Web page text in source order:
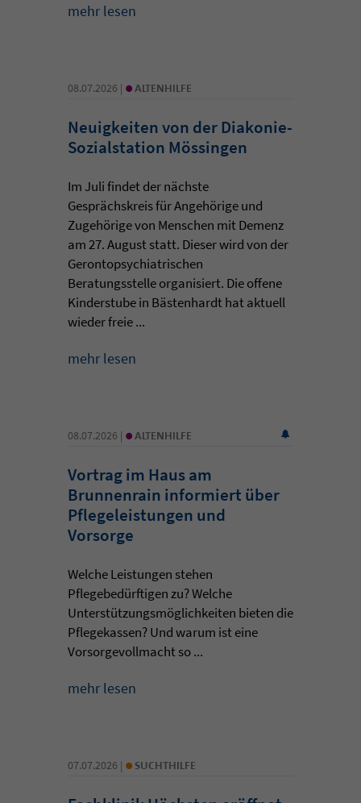
mehr lesen
08.07.2026 | • ALTENHILFE
Neuigkeiten von der Diakonie-
Sozialstation Mössingen
Im Juli findet der nächste
Gesprächskreis für Angehörige und
Zugehörige von Menschen mit Demenz
am 27. August statt. Dieser wird von der
Gerontopsychiatrischen
Beratungsstelle organisiert. Die offene
Kinderstube in Bästenhardt hat aktuell
wieder freie ...
mehr lesen
08.07.2026 | • ALTENHILFE
Vortrag im Haus am
Brunnenrain informiert über
Pflegeleistungen und
Vorsorge
Welche Leistungen stehen
Pflegebedürftigen zu? Welche
Unterstützungsmöglichkeiten bieten die
Pflegekassen? Und warum ist eine
Vorsorgevollmacht so ...
mehr lesen
07.07.2026 | • SUCHTHILFE